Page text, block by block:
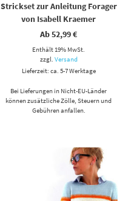
Strickset zur Anleitung Forager
von Isabell Kraemer
Ab52,99€
Enthält 19% MwSt.
zzgl. Versand
Lieferzeit: ca. 5-7 Werktage
Bei Lieferungen in Nicht-EU-Länder
können zusätzliche Zölle, Steuern und
Gebühren anfallen.
Dieses Produkt weist mehrere Varianten auf. Die Optionen können auf der Produktseite gewählt werden